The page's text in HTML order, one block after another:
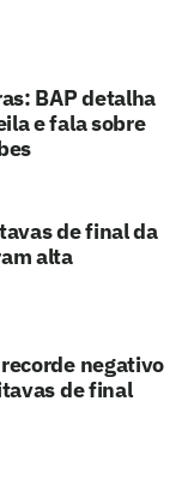
BAP detalha
e fala sobre
de final da
alta
negativo
de final